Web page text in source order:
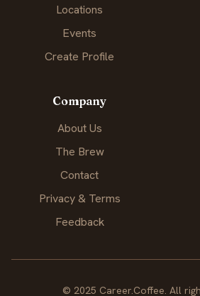
Locations
Events
Create Profile
Company
About Us
The Brew
Contact
Privacy & Terms
Feedback
© 2025 Career.Coffee. All